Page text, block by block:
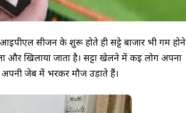
सीजन के शुरू होते ही सट्टे बाजार भी गर्म होने
खिलाया जाता है। सट्टा खेलने में कई लोग अपना
जेब में भरकर मौज उड़ाते हैं।